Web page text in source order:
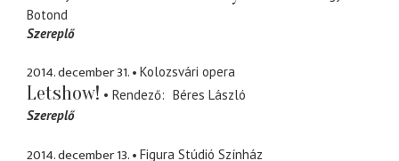
Botond
Szereplő
2014. december 31. Kolozsvári opera
Letshow! Rendező
Béres László
Szereplő
2014. december 13.
Figura Stúdió Színház